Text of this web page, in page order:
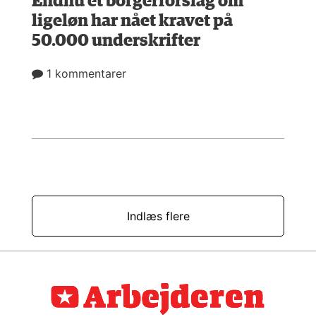
ligeløn har nået kravet på
50.000 underskrifter
1 kommentarer
Indlæs flere